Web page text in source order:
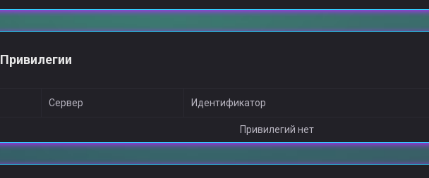
Привилегии
Сервер Идентификатор
Привилегий нет